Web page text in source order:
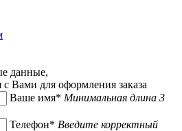
данные,
Вами для оформления заказа
Ваше имя* Минимальная длина 3
Телефон* Введите корректный